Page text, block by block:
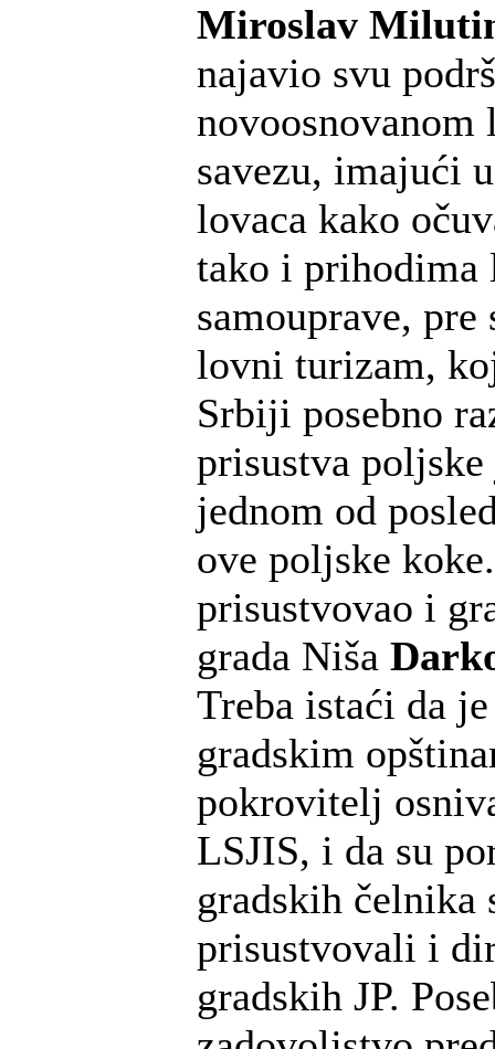
Miroslav
najavio svu
novoosnovanom
savezu, imajući
lovaca kako
tako i prihodima
samouprave, pre
lovni turizam,
Srbiji posebno
prisustva
jednom od
ove poljske
prisustvovao i
grada Niša
Treba istaći da
gradskim
pokrovitelj
LSJIS, i da su
gradskih čelnika
prisustvovali i
gradskih JP.